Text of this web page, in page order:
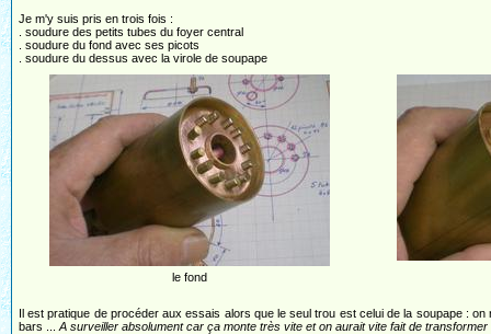
Je m'y suis pris en trois fois :
. soudure des petits tubes du foyer central
. soudure du fond avec ses picots
. soudure du dessus avec la virole de soupape
le fond
Il est pratique de procéder aux essais alors que le seul trou est celui de la soupape :
bars ... A surveiller absolument car ça monte très vite et on aurait vite fait de